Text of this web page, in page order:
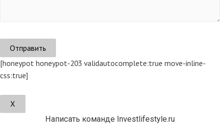
[honeypot honeypot-203 validautocomplete:true move-inline-
css:true]
Х
Написать команде Investlifestyle.ru